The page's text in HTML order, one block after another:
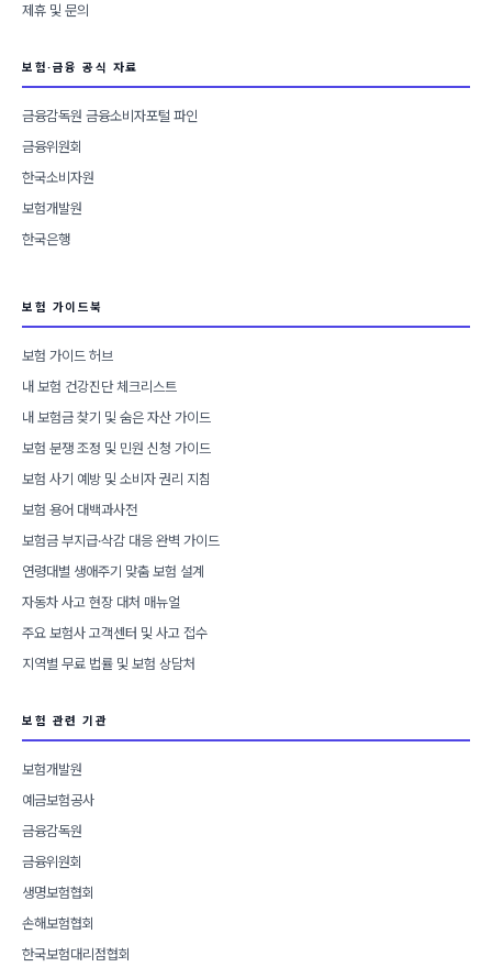
제휴 및 문의
보험·금융 공식 자료
금융감독원 금융소비자포털 파인
금융위원회
한국소비자원
보험개발원
한국은행
보험 가이드북
보험 가이드 허브
내 보험 건강진단 체크리스트
내 보험금 찾기 및 숨은 자산 가이드
보험 분쟁 조정 및 민원 신청 가이드
보험 사기 예방 및 소비자 권리 지침
보험 용어 대백과사전
보험금 부지급·삭감 대응 완벽 가이드
연령대별 생애주기 맞춤 보험 설계
자동차 사고 현장 대처 매뉴얼
주요 보험사 고객센터 및 사고 접수
지역별 무료 법률 및 보험 상담처
보험 관련 기관
보험개발원
예금보험공사
금융감독원
금융위원회
생명보험협회
손해보험협회
한국보험대리점협회